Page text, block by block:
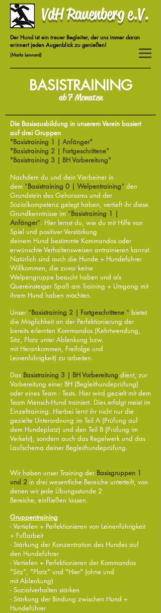
VdH Rauenberg e.V.
Der Hund ist ein treuer Begleiter, der uns immer daran
erinnert jeden Augenblick zu genießen!
(Marla Lennard)
BASISTRAINING
ab 7 Monaten
Die Basisausbildung in unserem Verein basiert
auf drei Gruppen
"Basistraining 1 | Anfänger"
"Basistraining 2 | Fortgeschrittene"
"Basistraining 3 | BH Vorbereitung"
Nachdem du und dein Vierbeiner in
dem "Basistraining 0 | Welpentraining" den
Grundstein des Gehorsams und der
Sozialkompetenz gelegt haben, vertieft ihr diese
Grundkenntnisse im "Basistraining 1 |
Anfänger". Hier lernst du, wie du mit Hilfe von
Spiel und positiver Verstärkung
deinem Hund bestimmte Kommandos oder
erwünschte Verhaltensweisen antrainieren kannst.
Natürlich sind auch die Hunde + Hundeführer
Willkommen, die zuvor keine
Welpengruppe besucht haben und als
Quereinsteiger Spaß am Training + Umgang mit
ihrem Hund haben möchten.
Unser "Basistraining 2 | Fortgeschrittene " bietet
die Möglichkeit an der Perfektionierung der
bereits erlernten Kommandos (Kehrtwendung,
Sitz, Platz unter Ablenkung bzw.
mit Herankommen, Freifolge und
Leinenführigkeit) zu arbeiten.
Das Basistraining 3 | BH Vorbereitung dient, zur
Vorbereitung einer BH (Begleithundeprüfung)
oder eines Team - Tests. Hier wird gezielt mit dem
Team Mensch-Hund trainiert. Dies erfolgt meist im
Einzeltraining. Hierbei lernt ihr nicht nur die
gezielte Unterordnung im Teil A (Prüfung auf
dem Hundeplatz) und den Teil B (Prüfung im
Verkeht), sondern auch das Regelwerk und das
Laufschema deiner Begleithundeprüfung.
Wir haben unser Training der Basisgruppen 1
und 2 in drei wesentliche Bereiche unterteilt, von
denen wir jede Übungsstunde 2
Bereiche, einfließen lassen.
Gruppentraining
- Vertiefen + Perfektionieren von Leinenführigkeit
+ Fußarbeit
- Stärkung der Konzentration des Hundes auf
den Hundeführer
- Vertiefen + Perfektionieren der Kommandos
"Sitz", "Platz" und "Hier" (ohne und
mit Ablenkung)
- Sozialverhalten stärken
- Stärkung der Bindung zwischen Hund +
Hundeführer